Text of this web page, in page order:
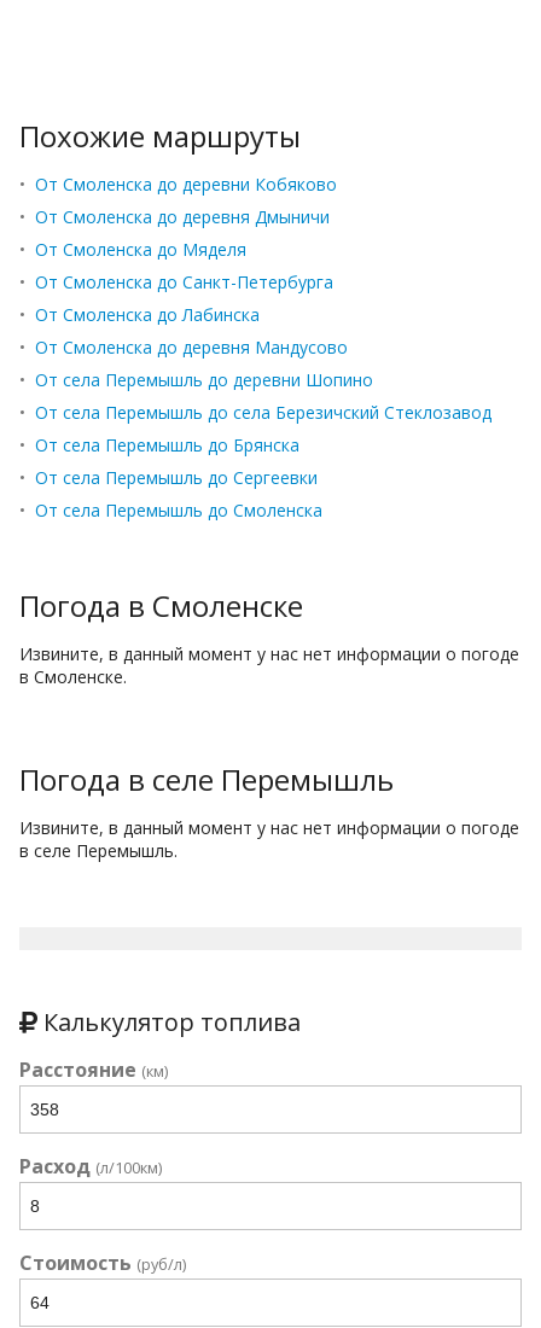
Похожие маршруты
• От Смоленска до деревни Кобяково
• От Смоленска до деревня Дмыничи
• От Смоленска до Мяделя
• От Смоленска до Санкт-Петербурга
• От Смоленска до Лабинска
• От Смоленска до деревня Мандусово
• От села Перемышль до деревни Шопино
• От села Перемышль до села Березичский Стеклозавод
• От села Перемышль до Брянска
• От села Перемышль до Сергеевки
• От села Перемышль до Смоленска
Погода в Смоленске
Извините, в данный момент у нас нет информации о погоде
в Смоленске.
Погода в селе Перемышль
Извините, в данный момент у нас нет информации о погоде
в селе Перемышль.
Калькулятор топлива
Расстояние (км)
Расход (л/100км)
Стоимость (руб/л)